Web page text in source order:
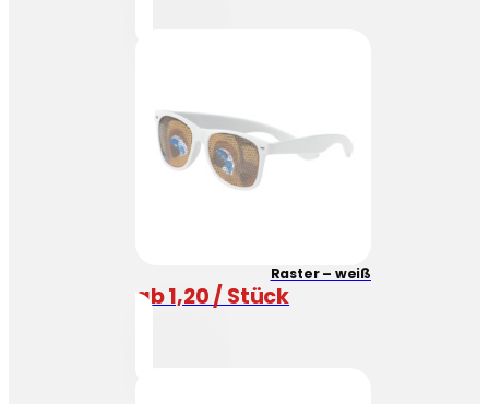
Raster – weiß
ab 1,20 / Stück